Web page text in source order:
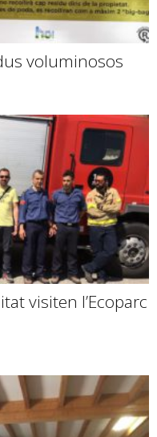
voluminosos
visiten l’Ecoparc